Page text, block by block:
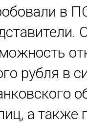
в
рубля в
а также